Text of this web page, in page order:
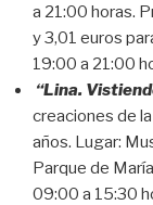
a 21:00 horas.
y 3,01 euros
19:00 a 21:00
“Lina.
creaciones de
años. Lugar:
Parque de
09:00 a 15:30